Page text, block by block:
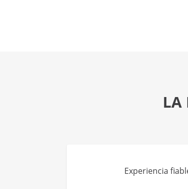
LA
Experiencia